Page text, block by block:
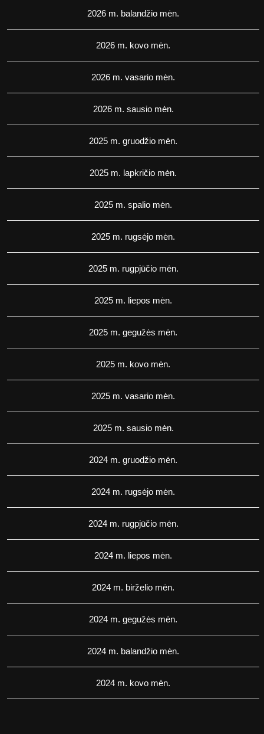
2026 m. balandžio mėn.
2026 m. kovo mėn.
2026 m. vasario mėn.
2026 m. sausio mėn.
2025 m. gruodžio mėn.
2025 m. lapkričio mėn.
2025 m. spalio mėn.
2025 m. rugsėjo mėn.
2025 m. rugpjūčio mėn.
2025 m. liepos mėn.
2025 m. gegužės mėn.
2025 m. kovo mėn.
2025 m. vasario mėn.
2025 m. sausio mėn.
2024 m. gruodžio mėn.
2024 m. rugsėjo mėn.
2024 m. rugpjūčio mėn.
2024 m. liepos mėn.
2024 m. birželio mėn.
2024 m. gegužės mėn.
2024 m. balandžio mėn.
2024 m. kovo mėn.